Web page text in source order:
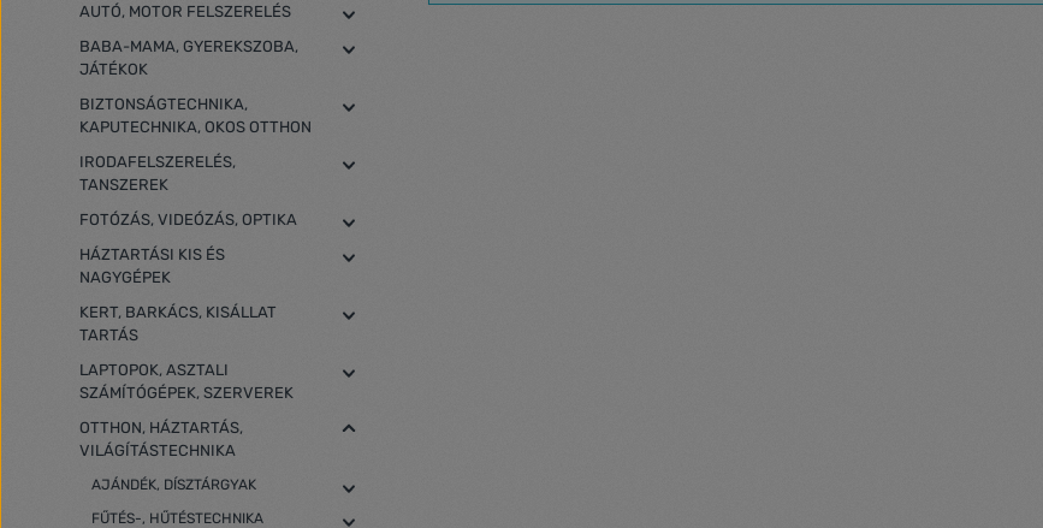
AUTÓ, MOTOR FELSZERELÉS
BABA-MAMA, GYEREKSZOBA,
JÁTÉKOK
BIZTONSÁGTECHNIKA,
KAPUTECHNIKA, OKOS OTTHON
IRODAFELSZERELÉS,
TANSZEREK
FOTÓZÁS, VIDEÓZÁS, OPTIKA
HÁZTARTÁSI KIS ÉS
NAGYGÉPEK
KERT, BARKÁCS, KISÁLLAT
TARTÁS
LAPTOPOK, ASZTALI
SZÁMÍTÓGÉPEK, SZERVEREK
OTTHON, HÁZTARTÁS,
VILÁGÍTÁSTECHNIKA
AJÁNDÉK, DÍSZTÁRGYAK
FŰTÉS-, HŰTÉSTECHNIKA